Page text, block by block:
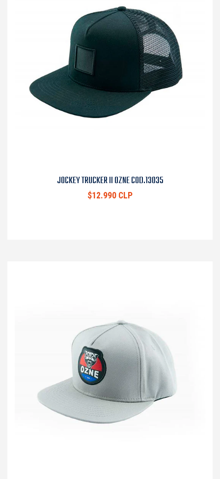
JOCKEY TRUCKER II OZNE COD.13035
$12.990 CLP